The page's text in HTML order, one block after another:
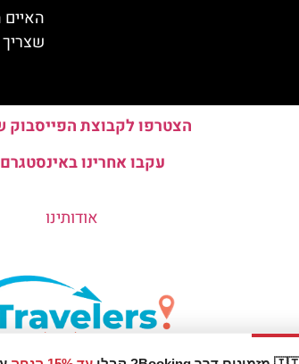
הצטרפו לקבוצת הפייסבוק
עקבו אחרינו
אודותינו